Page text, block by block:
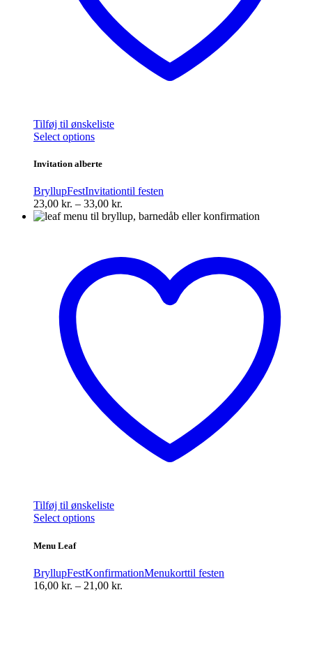
Tilføj til ønskeliste
Select optionsDette
har
varianter.
Mulighederne
kan
vælges
Invitation alberte
BryllupFestInvitationtil festen
23,00 kr. – 33,00 kr.
23,00 kr.
Tilføj til ønskeliste
Select optionsDette
varianter.
Mulighederne
kan
Menu Leaf
BryllupFestKonfirmationMenukorttil festen
16,00 kr. – 21,00 kr.